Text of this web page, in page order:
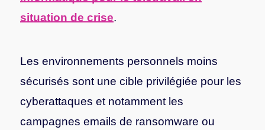
situation de crise.
Les environnements personnels moins
sécurisés sont une cible privilégiée pour les
cyberattaques et notamment les
campagnes emails de ransomware ou